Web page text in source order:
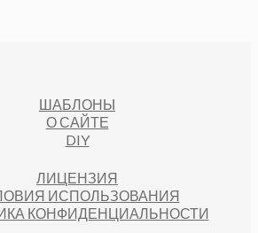
ШАБЛОНЫ
О САЙТЕ
DIY
ЛИЦЕНЗИЯ
ИСПОЛЬЗОВАНИЯ
КОНФИДЕНЦИАЛЬНОСТИ